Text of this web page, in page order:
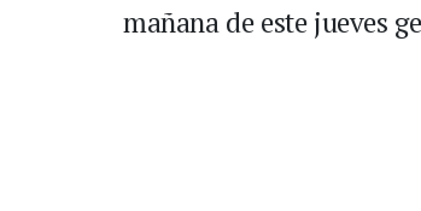
mañana de este jueves